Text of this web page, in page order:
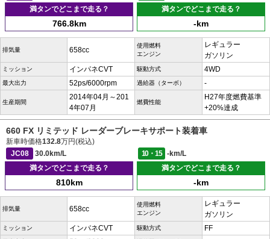
満タンでどこまで走る？
766.8km
満タンでどこまで走る？
-km
排気量 658cc
使用燃料
エンジン
レギュラー
ガソリン
ミッション インパネCVT 駆動方式 4WD
最大出力 52ps/6000rpm 過給器（ターボ） -
生産期間
2014年04月～201
4年07月
燃費性能
H27年度燃費基準
+20%達成
660 FX リミテッド レーダーブレーキサポート装着車
新車時価格132.8万円(税込)
JC08
30.0km/L 10・15
-km/L
満タンでどこまで走る？
810km
満タンでどこまで走る？
-km
排気量 658cc
使用燃料
エンジン
レギュラー
ガソリン
ミッション インパネCVT 駆動方式 FF